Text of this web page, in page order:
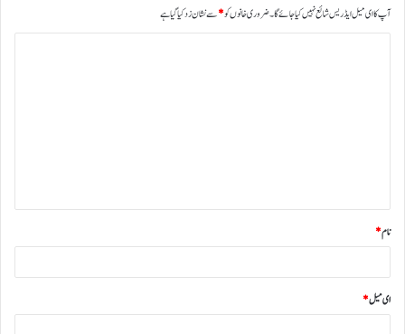
آپ کا ای میل ایڈریس شائع نہیں کیا جائے گا۔ضروری خانوں کو*سے نشان زد کیا گیا ہے
نام*
ای میل*